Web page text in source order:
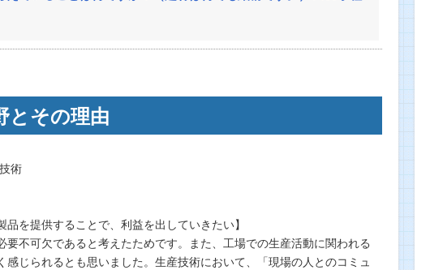
とその理由
術
品を提供することで、利益を出していきたい】
要不可欠であると考えたためです。また、工場での生産活動に関われる
じられるとも思いました。生産技術において、「現場の人とのコミュ